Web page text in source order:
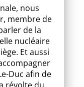
nous
membre de
de la
nucléaire
Et aussi
Duc afin de